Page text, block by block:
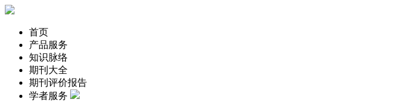
首页
产品服务
知识脉络
期刊大全
期刊评价报告
学者服务